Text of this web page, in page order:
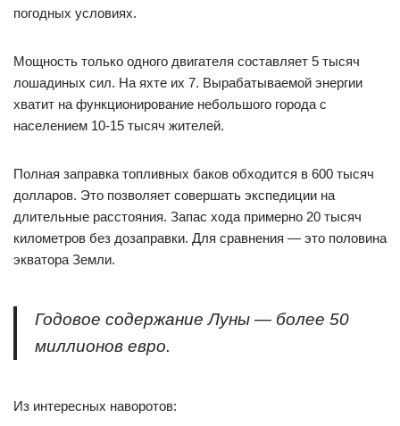
погодных условиях.
Мощность только одного двигателя составляет 5 тысяч
лошадиных сил. На яхте их 7. Вырабатываемой энергии
хватит на функционирование небольшого города с
населением 10-15 тысяч жителей.
Полная заправка топливных баков обходится в 600 тысяч
долларов. Это позволяет совершать экспедиции на
длительные расстояния. Запас хода примерно 20 тысяч
километров без дозаправки. Для сравнения — это половина
экватора Земли.
Годовое содержание Луны — более 50
миллионов евро.
Из интересных наворотов: